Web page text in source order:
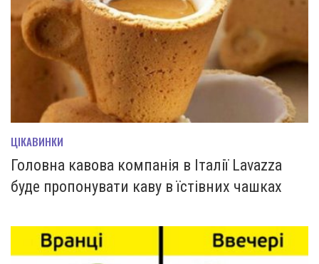
ЦІКАВИНКИ
Головна кавова компанія в Італії Lavazza
буде пропонувати каву в їстівних чашках